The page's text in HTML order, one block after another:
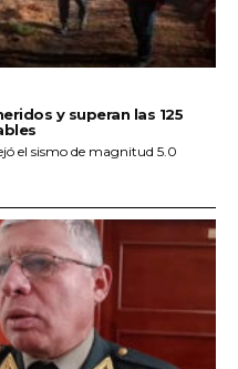
y superan las 125
el sismo de magnitud 5.0